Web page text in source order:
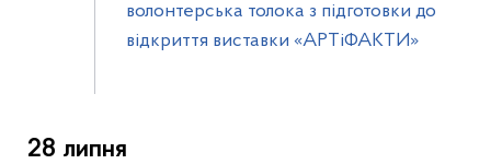
волонтерська толока з підготовки до
відкриття виставки «АРТіФАКТИ»
28 липня